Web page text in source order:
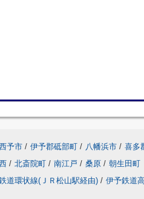
予市 / 伊予郡砥部町 / 八幡浜市 / 喜多
/ 北斎院町 / 南江戸 / 桑原 / 朝生田町
道環状線(ＪＲ松山駅経由) / 伊予鉄道